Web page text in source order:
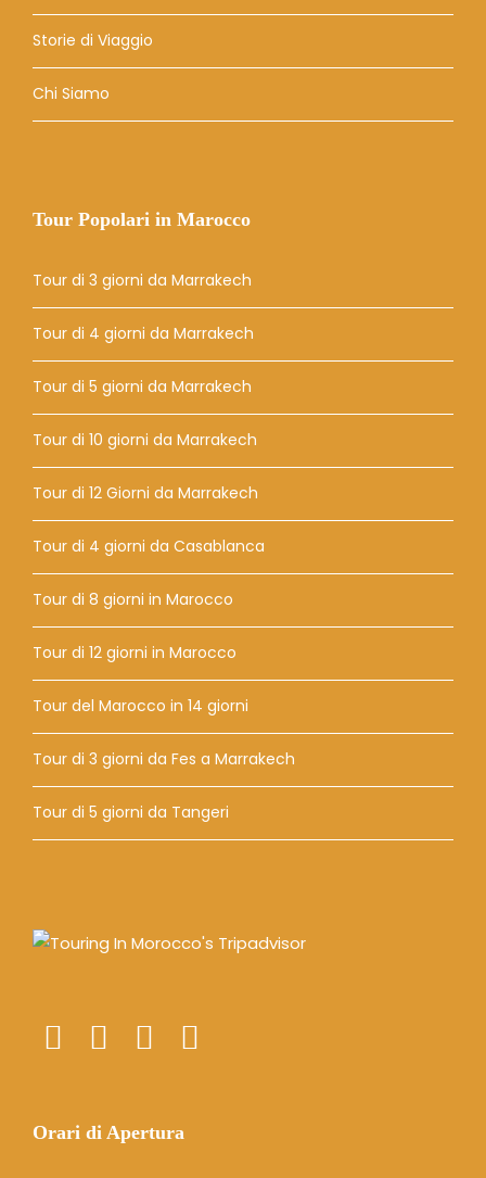
Storie di Viaggio
Chi Siamo
Tour Popolari in Marocco
Tour di 3 giorni da Marrakech
Tour di 4 giorni da Marrakech
Tour di 5 giorni da Marrakech
Tour di 10 giorni da Marrakech
Tour di 12 Giorni da Marrakech
Tour di 4 giorni da Casablanca
Tour di 8 giorni in Marocco
Tour di 12 giorni in Marocco
Tour del Marocco in 14 giorni
Tour di 3 giorni da Fes a Marrakech
Tour di 5 giorni da Tangeri
Orari di Apertura